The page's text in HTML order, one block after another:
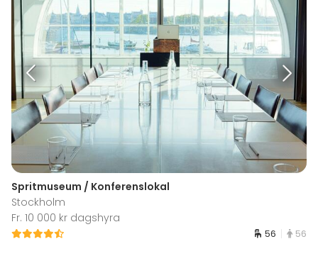
Spritmuseum / Konferenslokal
Stockholm
Fr. 10 000 kr dagshyra
56 56